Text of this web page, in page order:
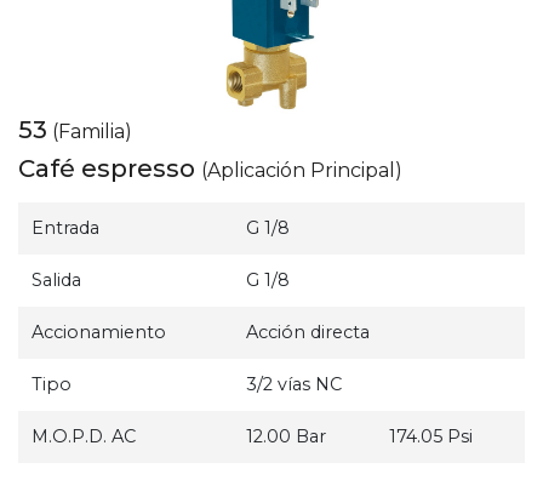
53 (Familia)
Café espresso (Aplicación Principal)
Entrada G 1/8
Salida G 1/8
Accionamiento Acción directa
Tipo 3/2 vías NC
M.O.P.D. AC 12.00 Bar 174.05 Psi